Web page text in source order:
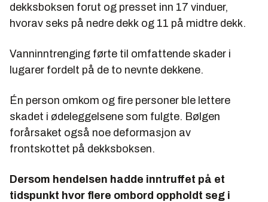
dekksboksen forut og presset inn 17 vinduer,
hvorav seks på nedre dekk og 11 på midtre dekk.
Vanninntrenging førte til omfattende skader i
lugarer fordelt på de to nevnte dekkene.
Én person omkom og fire personer ble lettere
skadet i ødeleggelsene som fulgte. Bølgen
forårsaket også noe deformasjon av
frontskottet på dekksboksen.
Dersom hendelsen hadde inntruffet på et
tidspunkt hvor flere ombord oppholdt seg i